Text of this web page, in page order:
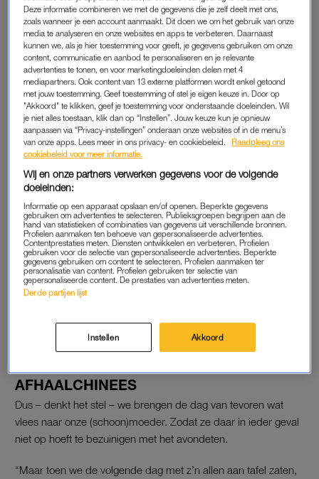
LINDA. zoekt vrouwen met
gênante, hilarische of absurde
verhalen over schoonfamilie
LEES OOK
KRENTERIG
Joke en haar partner hebben samen twee kinderen. En bij een
partner, ‘krijg’ je vaak ook een schoonmoeder. “Ze was best
aardig, maar zó krenterig. We aten daar één keer per week
mee, samen met de kinderen.”
“Het was altijd te weinig, en alle pannen waren dan tot op de
bodem leeg. Maar daar zeiden we niks van. Want het was ten
slotte maar mooi meegenomen dat we zelf niet hoefden te
schoonmoeder meestal linea recta door naar de
AFHAALCHINEES
Dus – denkt het stel – we brengen de dag van tevoren wat
vlees naar onze (schoon)moeder. Zodat ze daar in ieder geval
niet op hoeft te bezuinigen met het avondeten.
“Maar toen we de volgende dag met z’n allen aan tafel zaten,
Deze informatie combineren we met de gegevens die je zelf deelt met ons,
zoals wanneer je een account aanmaakt. Dit doen we om het gebruik van onze
media te analyseren en onze websites en apps te verbeteren. Daarnaast
kunnen we, als je hier toestemming voor geeft, je gegevens gebruiken om onze
content, communicatie en aanbod te personaliseren en je relevante
advertenties te tonen, en voor marketingdoeleinden delen met 4
mediapartners. Ook content van 13 externe platformen wordt enkel getoond
met jouw toestemming. Geef toestemming of stel je eigen keuze in. Door op
"Akkoord" te klikken, geef je toestemming voor onderstaande doeleinden. Wil
je niet alles toestaan, klik dan op “Instellen”. Jouw keuze kun je opnieuw
aanpassen via “Privacy-instellingen” onderaan onze websites of in de menu’s
van onze apps. Lees meer in ons privacy- en cookiebeleid.
Raadpleeg ons
cookiebeleid voor meer informatie.
Wij en onze partners verwerken gegevens voor de volgende
doeleinden:
Informatie op een apparaat opslaan en/of openen. Beperkte gegevens
gebruiken om advertenties te selecteren. Publieksgroepen begrijpen aan de
hand van statistieken of combinaties van gegevens uit verschillende bronnen.
Profielen aanmaken ten behoeve van gepersonaliseerde advertenties.
Contentprestaties meten. Diensten ontwikkelen en verbeteren. Profielen
gebruiken voor de selectie van gepersonaliseerde advertenties. Beperkte
gegevens gebruiken om content te selecteren. Profielen aanmaken ter
personalisatie van content. Profielen gebruiken ter selectie van
gepersonaliseerde content. De prestaties van advertenties meten.
Derde partijen lijst
Instellen Akkoord